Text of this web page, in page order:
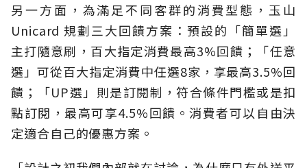
另一方面，為滿足不同客群的消費型態，玉山
Unicard 規劃三大回饋方案：預設的「簡單選」
主打隨意刷，百大指定消費最高3%回饋；「任意
選」可從百大指定消費中任選8家，享最高3.5%回
饋；「UP選」則是訂閱制，符合條件門檻或是扣
點訂閱，最高可享4.5%回饋。消費者可以自由決
定適合自己的優惠方案。